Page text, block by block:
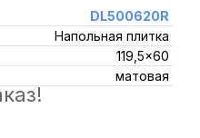
DL500620R
Напольная плитка
119,5x60
матовая